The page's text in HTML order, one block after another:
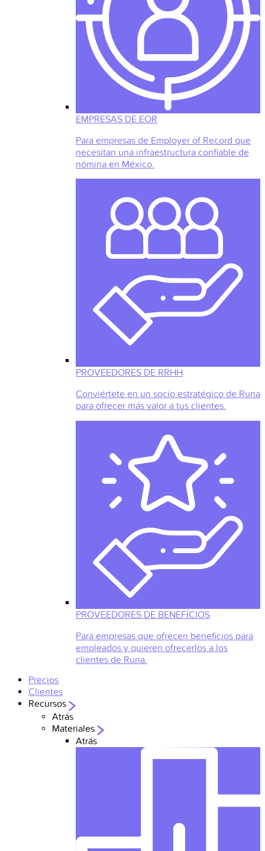
EMPRESAS DE EOR
Para empresas de Employer of Record que
necesitan una infraestructura confiable de
nómina en México.
PROVEEDORES DE RRHH
Conviértete en un socio estratégico de Runa
para ofrecer más valor a tus clientes.
PROVEEDORES DE BENEFÍCIOS
Para empresas que ofrecen beneficios para
empleados y quieren ofrecerlos a los
clientes de Runa.
Precios
Clientes
Recursos
Atrás
Materiales
Atrás